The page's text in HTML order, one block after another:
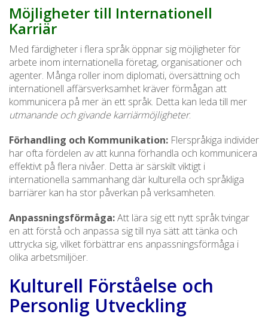
Möjligheter till Internationell
Karriär
Med färdigheter i flera språk öppnar sig möjligheter för
arbete inom internationella företag, organisationer och
agenter. Många roller inom diplomati, översättning och
internationell affärsverksamhet kräver förmågan att
kommunicera på mer än ett språk. Detta kan leda till mer
utmanande och givande karriärmöjligheter.
Förhandling och Kommunikation: Flerspråkiga individer
har ofta fördelen av att kunna förhandla och kommunicera
effektivt på flera nivåer. Detta är särskilt viktigt i
internationella sammanhang där kulturella och språkliga
barriärer kan ha stor påverkan på verksamheten.
Anpassningsförmåga:Att lära sig ett nytt språk tvingar
en att förstå och anpassa sig till nya sätt att tänka och
uttrycka sig, vilket förbättrar ens anpassningsförmåga i
olika arbetsmiljöer.
Kulturell Förståelse och
Personlig Utveckling